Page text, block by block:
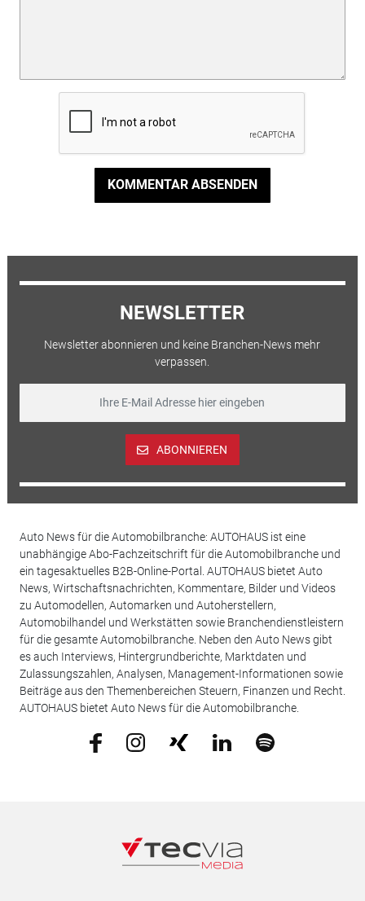
KOMMENTAR ABSENDEN
NEWSLETTER
Newsletter abonnieren und keine Branchen-News mehr
verpassen.
ABONNIEREN
Auto News für die Automobilbranche: AUTOHAUS ist eine
unabhängige Abo-Fachzeitschrift für die Automobilbranche und
ein tagesaktuelles B2B-Online-Portal. AUTOHAUS bietet Auto
News, Wirtschaftsnachrichten, Kommentare, Bilder und Videos
zu Automodellen, Automarken und Autoherstellern,
Automobilhandel und Werkstätten sowie Branchendienstleistern
für die gesamte Automobilbranche. Neben den Auto News gibt
es auch Interviews, Hintergrundberichte, Marktdaten und
Zulassungszahlen, Analysen, Management-Informationen sowie
Beiträge aus den Themenbereichen Steuern, Finanzen und Recht.
AUTOHAUS bietet Auto News für die Automobilbranche.